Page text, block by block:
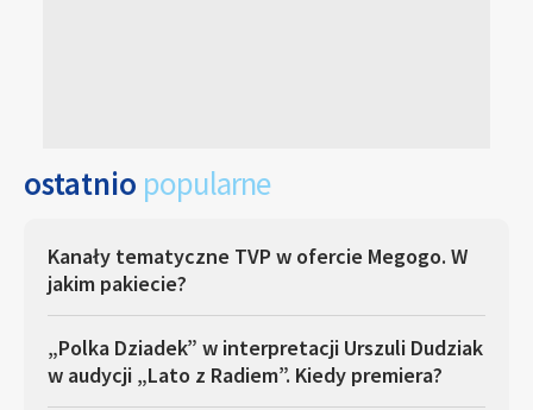
ostatnio popularne
Kanały tematyczne TVP w ofercie Megogo. W
jakim pakiecie?
„Polka Dziadek” w interpretacji Urszuli Dudziak
w audycji „Lato z Radiem”. Kiedy premiera?